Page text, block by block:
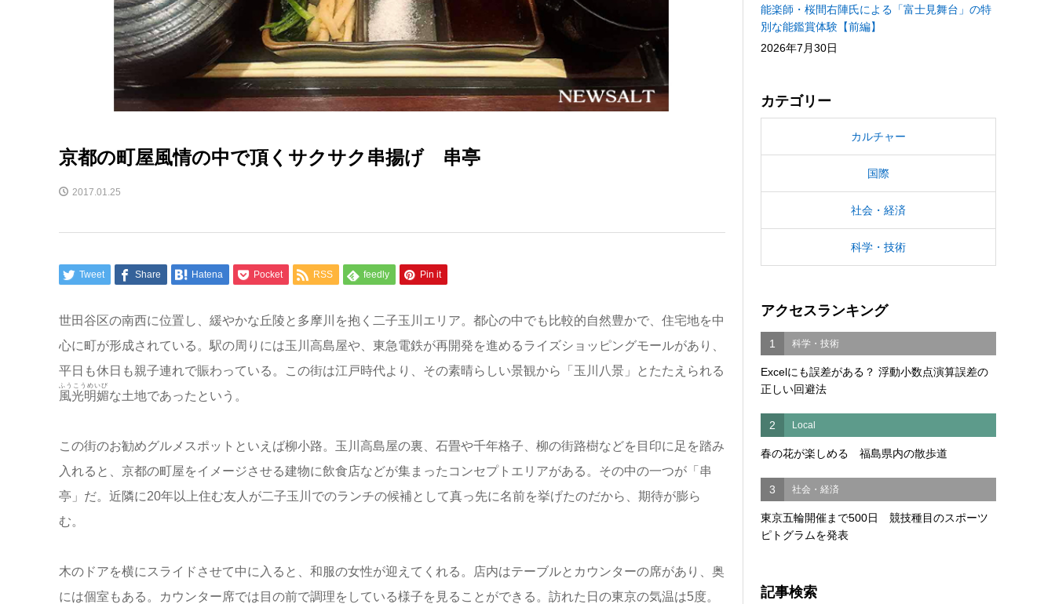
京都の町屋風情の中で頂くサクサク串揚げ 串亭
2017.01.25
Tweet Share Hatena Pocket RSS feedly Pin it
世田谷区の南西に位置し、緩やかな丘陵と多摩川を抱く二子玉川エリア。都心の中でも比較的自然豊かで、住宅地を中
心に町が形成されている。駅の周りには玉川高島屋や、東急電鉄が再開発を進めるライズショッピングモールがあり、
平日も休日も親子連れで賑わっている。この街は江戸時代より、その素晴らしい景観から「玉川八景」とたたえられる
風光明媚
ふうこうめいび
な土地であったという。
この街のお勧めグルメスポットといえば柳小路。玉川高島屋の裏、石畳や千年格子、柳の街路樹などを目印に足を踏み
入れると、京都の町屋をイメージさせる建物に飲食店などが集まったコンセプトエリアがある。その中の一つが「串
亭」だ。近隣に20年以上住む友人が二子玉川でのランチの候補として真っ先に名前を挙げたのだから、期待が膨ら
む。
木のドアを横にスライドさせて中に入ると、和服の女性が迎えてくれる。店内はテーブルとカウンターの席があり、奥
には個室もある。カウンター席では目の前で調理をしている様子を見ることができる。訪れた日の東京の気温は5度。
能楽師・桜間右陣氏による「富士見舞台」の特
別な能鑑賞体験【前編】
2026年7月30日
カテゴリー
カルチャー
国際
社会・経済
科学・技術
アクセスランキング
1 科学・技術
Excelにも誤差がある？ 浮動小数点演算誤差の
正しい回避法
2 Local
春の花が楽しめる 福島県内の散歩道
3 社会・経済
東京五輪開催まで500日 競技種目のスポーツ
ピトグラムを発表
記事検索